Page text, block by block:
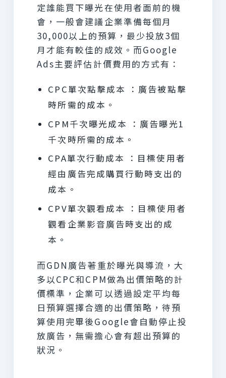
定誰能買下曝光在使用者面前的機
會，一般會建議企業準備每個月
30,000以上的預算，最少投放3個
月才能有較佳的成效。而Google
Ads主要評估計價費用的方式有：
CPC單次點擊成本 ：廣告被點擊
時所需的成本。
CPM千次曝光成本 ：廣告曝光1
千次時所需的成本。
CPA單次行動成本 ：目標使用者
經由廣告完成購買行動時支出的
成本。
CPV單次觀看成本 ：目標使用者
觀看企業影音廣告時支出的成
本。
而GDN廣告著重於曝光與導流，大
多以CPC和CPM做為出價策略的計
價標準，企業可以透過設定平均每
日預算選擇合適的出價策略，待預
算使用完畢後Google會自動停止投
放廣告，無需擔心會有超出預算的
狀況。